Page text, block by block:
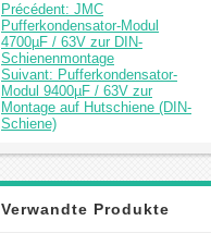
Précédent: JMC
Pufferkondensator-Modul
4700µF / 63V zur DIN-
Schienenmontage
Suivant: Pufferkondensator-
Modul 9400µF / 63V zur
Montage auf Hutschiene (DIN-
Schiene)
Verwandte Produkte